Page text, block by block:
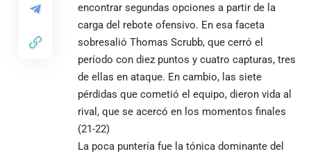
encontrar segundas opciones a partir de la
carga del rebote ofensivo. En esa faceta
sobresalió Thomas Scrubb, que cerró el
período con diez puntos y cuatro capturas, tres
de ellas en ataque. En cambio, las siete
pérdidas que cometió el equipo, dieron vida al
rival, que se acercó en los momentos finales
(21-22)
La poca puntería fue la tónica dominante del